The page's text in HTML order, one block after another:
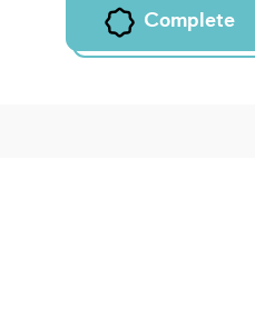
Complete